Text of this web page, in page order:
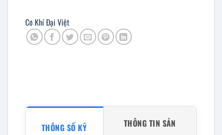
Cơ Khí Đại Việt
THÔNG SỐ KỸ
THÔNG TIN SẢN